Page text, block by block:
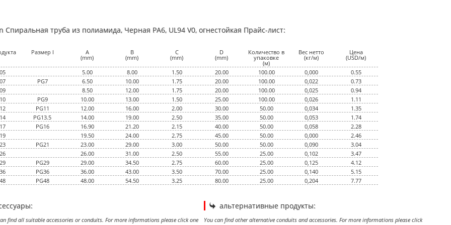
Спиральная труба из полиамида, Черная PA6, UL94 V0, огнестойкая Прайс-лист:
Размер I A
(mm)
B
(mm)
C
(mm)
D
(mm)
Количество в
упаковке
(м)
Вес нетто
(кг/м)
Цена
(USD/м)
5.00 8.00 1.50 20.00 100.00 0,000
0.55
PG7 6.50 10.00 1.75 20.00 100.00 0,022
0.73
8.50 12.00 1.75 20.00 100.00 0,025
0.94
PG9 10.00 13.00 1.50 25.00 100.00 0,026
1.11
PG11 12.00 16.00 2.00 30.00 50.00 0,034
1.35
PG13.5 14.00 19.00 2.50 35.00 50.00 0,053
1.74
PG16 16.90 21.20 2.15 40.00 50.00 0,058
2.28
19.50 24.00 2.75 45.00 50.00 0,000
2.46
PG21 23.00 29.00 3.00 50.00 50.00 0,090
3.04
26.00 31.00 2.50 55.00 25.00 0,102
3.47
PG29 29.00 34.50 2.75 60.00 25.00 0,125
4.12
PG36 36.00 43.00 3.50 70.00 25.00 0,140
5.15
PG48 48.00 54.50 3.25 80.00 25.00 0,204 7.77
find all suitable accessories or conduits. For more informations please click one
альтернативные продукты:
You can find other alternative conduits and accessories. For more informations please click